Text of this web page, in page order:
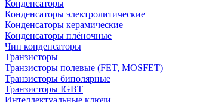
Конденсаторы
Конденсаторы электролитические
Конденсаторы керамические
Конденсаторы плёночные
Чип конденсаторы
Транзисторы
Транзисторы полевые (FET, MOSFET)
Транзисторы биполярные
Транзисторы IGBT
Интеллектуальные ключи